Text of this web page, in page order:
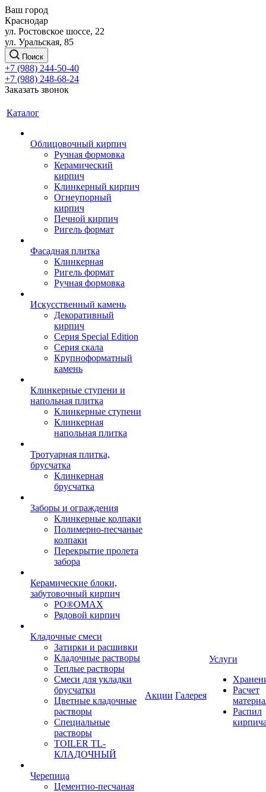
Ваш город
Краснодар
ул. Ростовское шоссе, 22
ул. Уральская, 85
Поиск
+7 (988) 244-50-40
+7 (988) 248-68-24
Заказать звонок
Каталог
Облицовочный кирпич
Ручная формовка
Керамический
кирпич
Клинкерный кирпич
Огнеупорный
кирпич
Печной кирпич
Ригель формат
Фасадная плитка
Клинкерная
Ригель формат
Ручная формовка
Искусственный камень
Декоративный
кирпич
Серия Special Edition
Серия скала
Крупноформатный
камень
Клинкерные ступени и
напольная плитка
Клинкерные ступени
Клинкерная
напольная плитка
Тротуарная плитка,
брусчатка
Клинкерная
брусчатка
Заборы и ограждения
Клинкерные колпаки
Полимерно-песчаные
колпаки
Перекрытие пролета
забора
Керамические блоки,
забутовочный кирпич
PO®OMAX
Рядовой кирпич
Кладочные смеси
Затирки и расшивки
Кладочные растворы
Теплые растворы
Смеси для укладки
брусчатки
Цветные кладочные
растворы
Специальные
растворы
TOILER TL-
КЛАДОЧНЫЙ
Черепица
Цементно-песчаная
Акции Галерея
Услуги
Расчет
Распил